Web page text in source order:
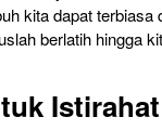
kita dapat
berlatih hingga
Istirahat